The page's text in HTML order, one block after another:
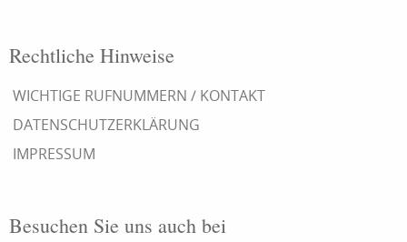
Rechtliche Hinweise
WICHTIGE RUFNUMMERN / KONTAKT
DATENSCHUTZERKLÄRUNG
IMPRESSUM
Besuchen Sie uns auch bei